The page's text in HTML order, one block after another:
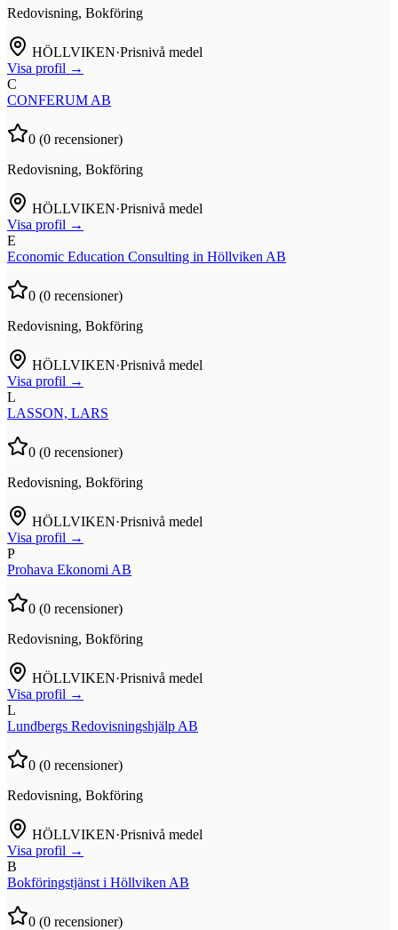
Redovisning, Bokföring
HÖLLVIKEN·Prisnivå medel
Visa profil →
C
CONFERUM AB
0 (0 recensioner)
Redovisning, Bokföring
HÖLLVIKEN·Prisnivå medel
Visa profil →
E
Economic Education Consulting in Höllviken AB
0 (0 recensioner)
Redovisning, Bokföring
HÖLLVIKEN·Prisnivå medel
Visa profil →
L
LASSON, LARS
0 (0 recensioner)
Redovisning, Bokföring
HÖLLVIKEN·Prisnivå medel
Visa profil →
P
Prohava Ekonomi AB
0 (0 recensioner)
Redovisning, Bokföring
HÖLLVIKEN·Prisnivå medel
Visa profil →
L
Lundbergs Redovisningshjälp AB
0 (0 recensioner)
Redovisning, Bokföring
HÖLLVIKEN·Prisnivå medel
Visa profil →
B
Bokföringstjänst i Höllviken AB
0 (0 recensioner)